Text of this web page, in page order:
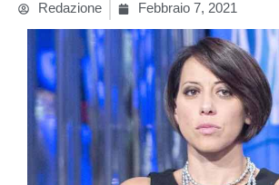
Redazione Febbraio 7, 2021